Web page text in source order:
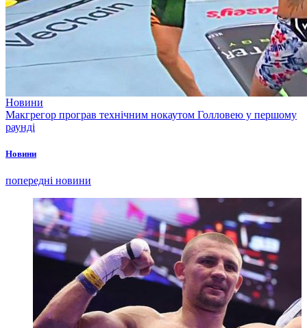
Новини
Макгрегор програв технічним нокаутом Голловею у першому
раунді
Новини
попередні новини